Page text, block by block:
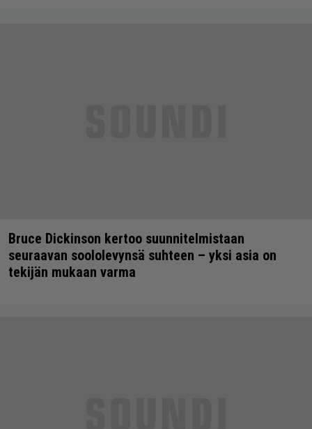
Bruce Dickinson kertoo suunnitelmistaan
seuraavan soololevynsä suhteen – yksi asia on
tekijän mukaan varma